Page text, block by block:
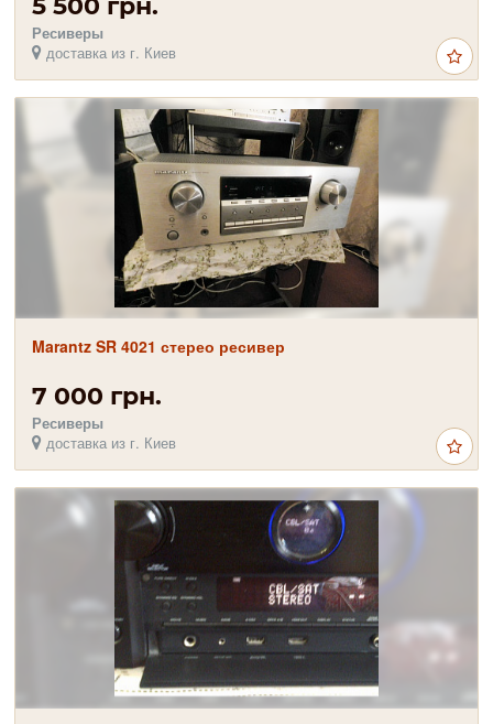
5 500 грн.
Ресиверы
доставка из г. Киев
Marantz SR 4021 стерео ресивер
7 000 грн.
Ресиверы
доставка из г. Киев